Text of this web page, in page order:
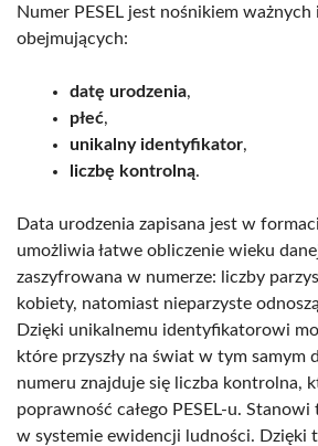
Numer PESEL jest nośnikiem
obejmujących:
datę urodzenia,
płeć,
unikalny identyfikator,
liczbę kontrolną.
Data urodzenia zapisana jest w
umożliwia łatwe obliczenie wieku
zaszyfrowana w numerze: liczby
kobiety, natomiast nieparzyste
Dzięki unikalnemu identyfikatorowi
które przyszły na świat w tym samym
numeru znajduje się liczba kontrolna,
poprawność całego PESEL-u.
w systemie ewidencji ludności. Dzięki